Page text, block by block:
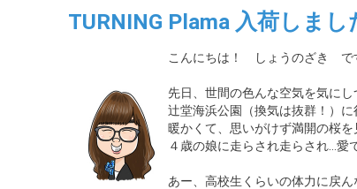
TURNING Plama 入荷しまし
こんにちは！ しょうのざき で
先日、世間の色んな空気を気にし
辻堂海浜公園（換気は抜群！）に
暖かくて、思いがけず満開の桜を
４歳の娘に走らされ走らされ…愛
あー、高校生くらいの体力に戻ん